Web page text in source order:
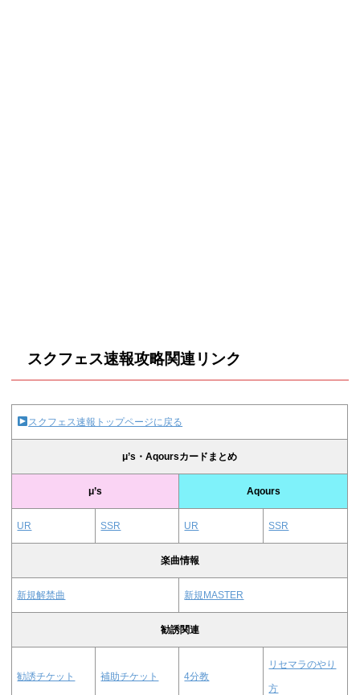
スクフェス速報攻略関連リンク
スクフェス速報トップページに戻る
μ’s・Aqoursカードまとめ
μ’s Aqours
UR SSR UR SSR
楽曲情報
新規解禁曲 新規MASTER
勧誘関連
勧誘チケット 補助チケット 4分教
リセマラのやり
方